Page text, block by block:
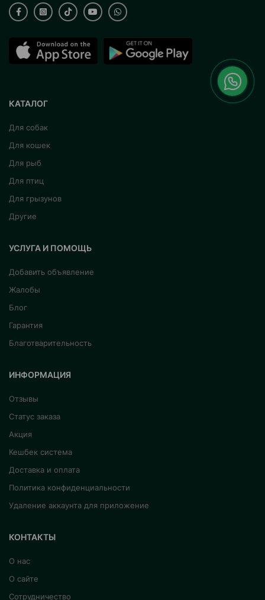
КАТАЛОГ
Для собак
Для кошек
Для рыб
Для птиц
Для грызунов
Другие
УСЛУГА И ПОМОЩЬ
Добавить объявление
Жалобы
Блог
Гарантия
Благотварительность
ИНФОРМАЦИЯ
Отзывы
Статус заказа
Акция
Кешбек система
Доставка и оплата
Политика конфиденциальности
Удаление аккаунта для приложение
КОНТАКТЫ
О нас
О сайте
Сотрудничество